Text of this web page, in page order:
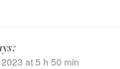
at 5 h 50 min